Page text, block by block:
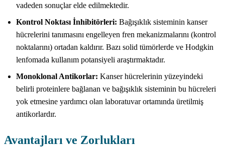
vadeden sonuçlar elde edilmektedir.
Kontrol Noktası İnhibitörleri: Bağışıklık sisteminin kanser
hücrelerini tanımasını engelleyen fren mekanizmalarını (kontrol
noktalarını) ortadan kaldırır. Bazı solid tümörlerde ve Hodgkin
lenfomada kullanım potansiyeli araştırmaktadır.
Monoklonal Antikorlar: Kanser hücrelerinin yüzeyindeki
belirli proteinlere bağlanan ve bağışıklık sisteminin bu hücreleri
yok etmesine yardımcı olan laboratuvar ortamında üretilmiş
antikorlardır.
Avantajları ve Zorlukları